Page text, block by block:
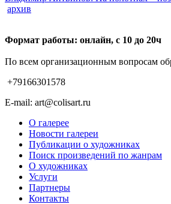
архив
Формат работы: онлайн, с 10 до 20ч
По всем организационным вопросам
+79166301578
E-mail: art@colisart.ru
О галерее
Новости галереи
Публикации о художниках
Поиск произведений по жанрам
О художниках
Услуги
Партнеры
Контакты